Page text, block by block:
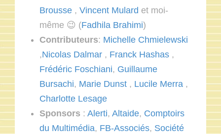
Brousse , Vincent Mulard et moi-
même 😉 (Fadhila Brahimi)
Contributeurs: Michelle Chmielewski
,Nicolas Dalmar , Franck Hashas ,
Frédéric Foschiani, Guillaume
Bursachi, Marie Dunst , Lucile Merra ,
Charlotte Lesage
Sponsors : Alerti, Altaide, Comptoirs
du Multimédia, FB-Associés, Société